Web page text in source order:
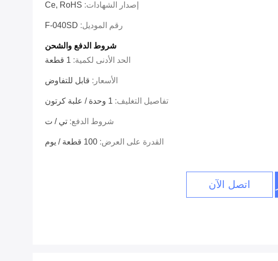
إصدار الشهادات: Ce, RoHS
رقم الموديل: F-040SD
شروط الدفع والشحن
الحد الأدنى لكمية: 1 قطعة
الأسعار: قابل للتفاوض
تفاصيل التغليف: 1 وحدة / علبة كرتون
شروط الدفع: تي / ت
القدرة على العرض: 100 قطعة / يوم
اتصل الآن